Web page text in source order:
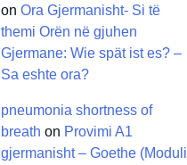
on Ora Gjermanisht- Si të
themi Orën në gjuhen
Gjermane: Wie spät ist es? –
Sa eshte ora?
pneumonia shortness of
breath on Provimi A1
gjermanisht – Goethe (Moduli